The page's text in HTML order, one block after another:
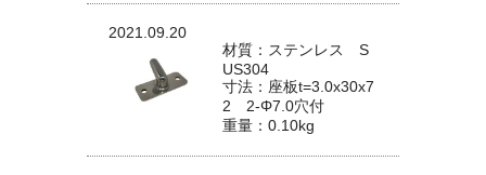
2021.09.20
材質：ステンレス S
US304
寸法：座板t=3.0x30x7
2 2-Φ7.0穴付
重量：0.10kg